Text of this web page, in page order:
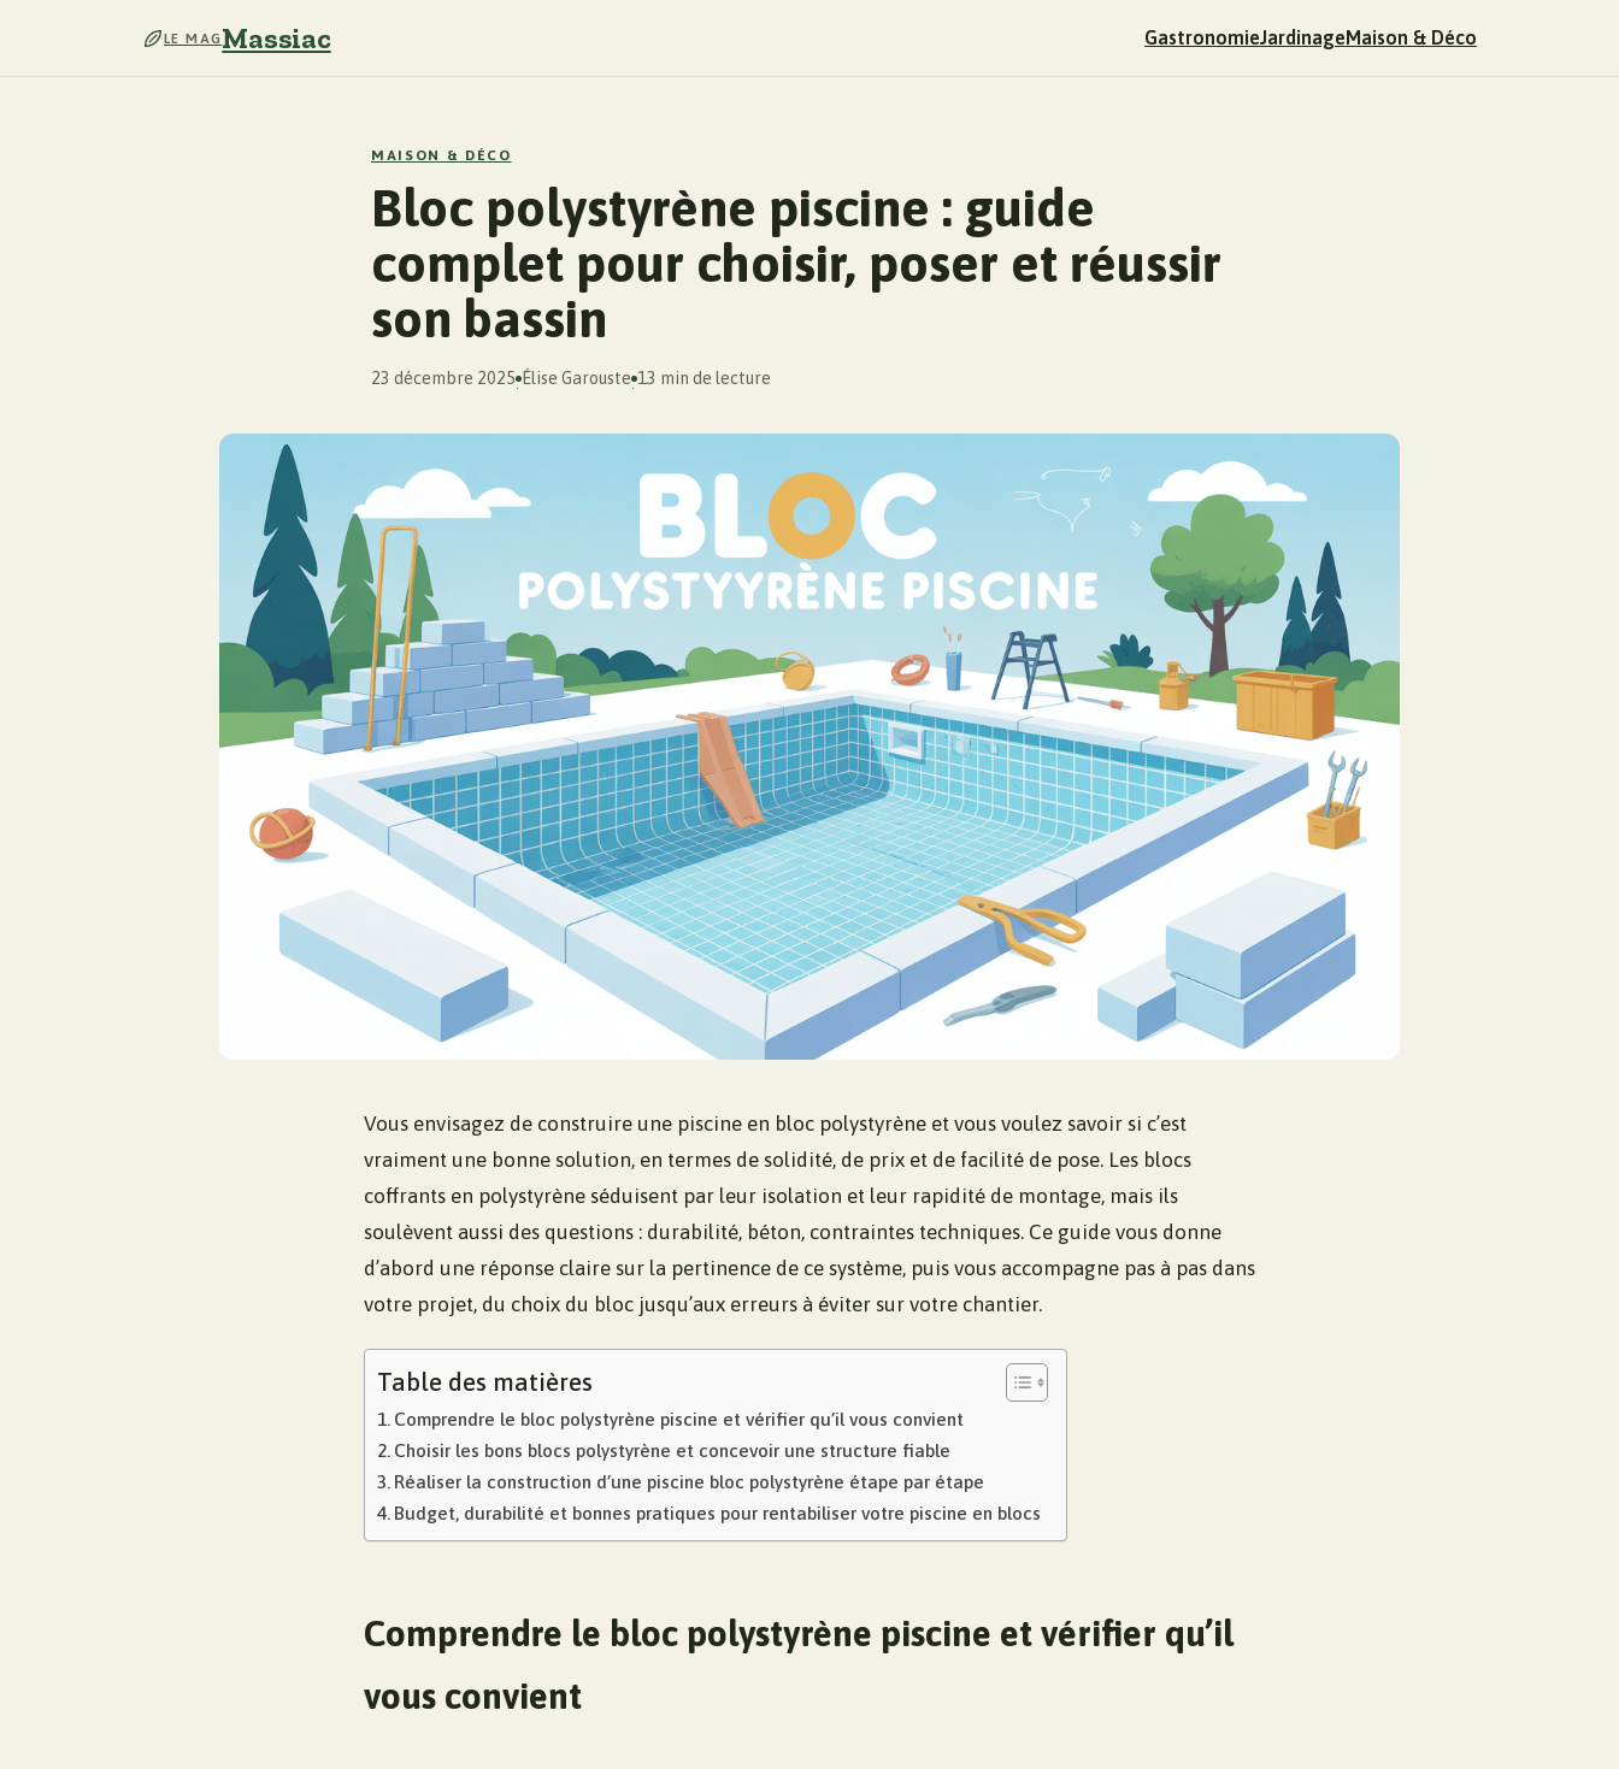
LE MAGMassiac GastronomieJardinageMaison & Déco
MAISON & DÉCO
Bloc polystyrène piscine : guide
complet pour choisir, poser et réussir
son bassin
23 décembre 2025
·
Élise Garouste
·
13 min de lecture
Vous envisagez de construire une piscine en bloc polystyrène et vous voulez savoir si c’est
vraiment une bonne solution, en termes de solidité, de prix et de facilité de pose. Les blocs
coffrants en polystyrène séduisent par leur isolation et leur rapidité de montage, mais ils
soulèvent aussi des questions : durabilité, béton, contraintes techniques. Ce guide vous donne
d’abord une réponse claire sur la pertinence de ce système, puis vous accompagne pas à pas dans
votre projet, du choix du bloc jusqu’aux erreurs à éviter sur votre chantier.
Table des matières
Comprendre le bloc polystyrène piscine et vérifier qu’il vous convient
Choisir les bons blocs polystyrène et concevoir une structure fiable
Réaliser la construction d’une piscine bloc polystyrène étape par étape
Budget, durabilité et bonnes pratiques pour rentabiliser votre piscine en blocs
Comprendre le bloc polystyrène piscine et vérifier qu’il
vous convient